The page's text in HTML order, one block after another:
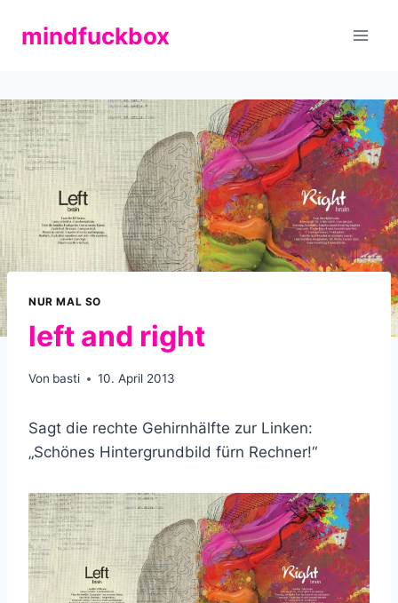
Inhaltmindfuckbox
NUR MAL SO
left and right
Von basti 10. April 2013
Sagt die rechte Gehirnhälfte zur Linken:
„Schönes Hintergrundbild fürn Rechner!“